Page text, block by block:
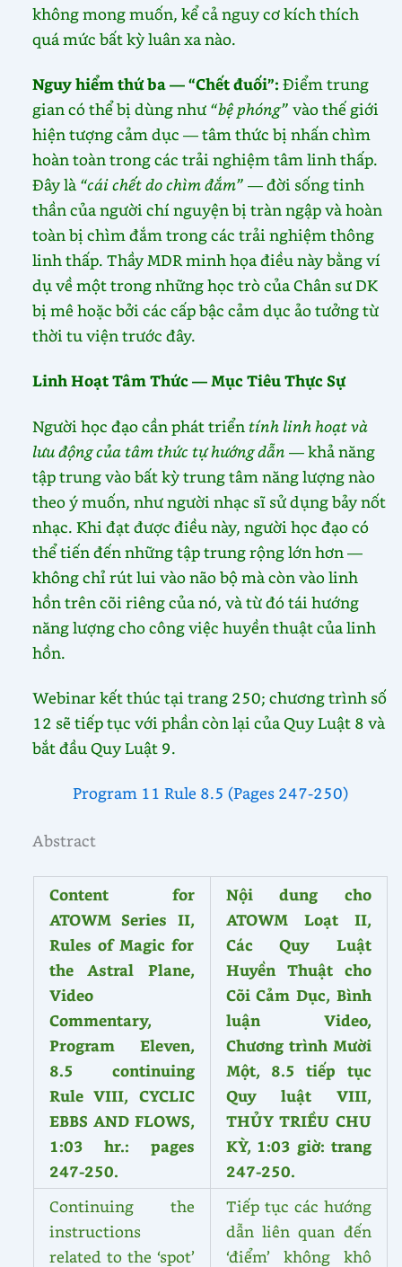
không mong muốn, kể cả nguy cơ kích thích
quá mức bất kỳ luân xa nào.
Nguy hiểm thứ ba — “Chết đuối”: Điểm trung
gian có thể bị dùng như “bệ phóng” vào thế giới
hiện tượng cảm dục — tâm thức bị nhấn chìm
hoàn toàn trong các trải nghiệm tâm linh thấp.
Đây là “cái chết do chìm đắm” — đời sống tinh
thần của người chí nguyện bị tràn ngập và hoàn
toàn bị chìm đắm trong các trải nghiệm thông
linh thấp. Thầy MDR minh họa điều này bằng ví
dụ về một trong những học trò của Chân sư DK
bị mê hoặc bởi các cấp bậc cảm dục ảo tưởng từ
thời tu viện trước đây.
Linh Hoạt Tâm Thức — Mục Tiêu Thực Sự
Người học đạo cần phát triểntính linh hoạt và
lưu động của tâm thức tự hướng dẫn — khả năng
tập trung vào bất kỳ trung tâm năng lượng nào
theo ý muốn, như người nhạc sĩ sử dụng bảy nốt
nhạc. Khi đạt được điều này, người học đạo có
thể tiến đến những tập trung rộng lớn hơn —
không chỉ rút lui vào não bộ mà còn vào linh
hồn trên cõi riêng của nó, và từ đó tái hướng
năng lượng cho công việc huyền thuật của linh
hồn.
Webinar kết thúc tại trang 250; chương trình số
12 sẽ tiếp tục với phần còn lại của Quy Luật 8 và
bắt đầu Quy Luật 9.
Program 11 Rule 8.5 (Pages 247-250)
Abstract
Content for
ATOWM Series II,
Rules of Magic for
the Astral Plane,
Video
Commentary,
Program Eleven,
8.5 continuing
Rule VIII, CYCLIC
EBBS AND FLOWS,
1:03 hr.: pages
247-250.
Nội dung cho
ATOWM Loạt II,
Các Quy Luật
Huyền Thuật cho
Cõi Cảm Dục, Bình
luận Video,
Chương trình Mười
Một, 8.5 tiếp tục
Quy luật VIII,
THỦY TRIỀU CHU
KỲ, 1:03 giờ: trang
247-250.
Continuing the
instructions
related to the ‘spot’
Tiếp tục các hướng
dẫn liên quan đến
‘điểm’ không khô